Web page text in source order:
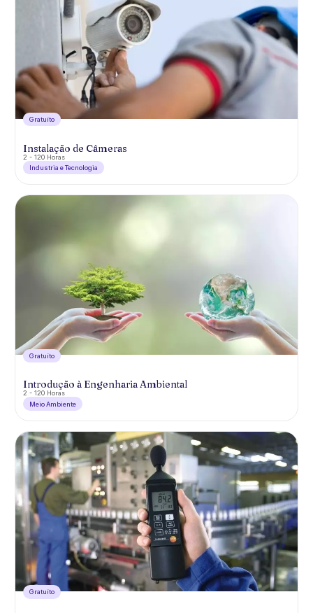
Gratuíto
Instalação de Câmeras
2 - 120 Horas
Industria e Tecnologia
Gratuíto
Introdução à Engenharia Ambiental
2 - 120 Horas
Meio Ambiente
Gratuíto